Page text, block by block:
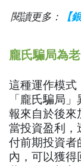
閱讀更多：
【
龐氏騙局為
這種運作模式
「龐氏騙局
報來自於後來
當投資盈利，
付前期投資者
內，可以獲